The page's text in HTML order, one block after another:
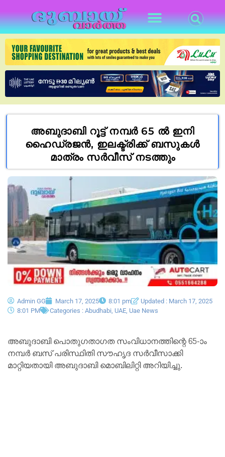
അബുദാബി റൂട്ട് നമ്പർ 65 ൽ ഇനി
ഹൈഡ്രജൻ, ഇലക്ട്രിക്ക് ബസുകൾ
മാത്രം സർവീസ് നടത്തും
Admin GG March 17, 2025 8:01 pm
Updated : March 17, 2025
8:01 PM
Categories : Abudhabi UAE Uae News
അബുദാബി പൊതുഗതാഗത സംവിധാനത്തിന്റെ 65-ാം
നമ്പർ ബസ് പരിസ്ഥിതി സൗഹൃദ സർവീസാക്കി
മാറ്റിയതായി അബുദാബി മൊബിലിറ്റി അറിയിച്ചു.